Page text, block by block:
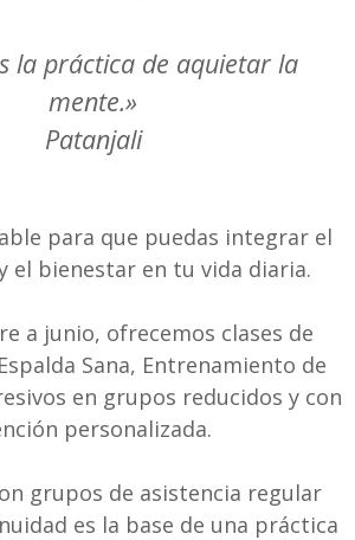
la práctica de aquietar la
mente.»
Patanjali
para que puedas integrar el
el bienestar en tu vida diaria.
a junio, ofrecemos clases de
Sana, Entrenamiento de
en grupos reducidos y con
personalizada.
grupos de asistencia regular
es la base de una práctica